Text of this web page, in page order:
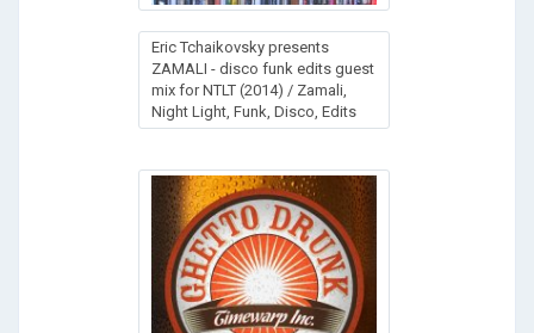
Eric Tchaikovsky presents
ZAMALI - disco funk edits guest
mix for NTLT (2014) / Zamali,
Night Light, Funk, Disco, Edits